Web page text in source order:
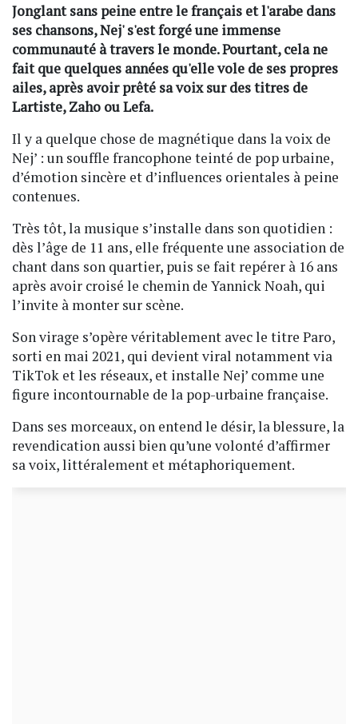
Jonglant sans peine entre le français et l'arabe dans
ses chansons, Nej' s'est forgé une immense
communauté à travers le monde. Pourtant, cela ne
fait que quelques années qu'elle vole de ses propres
ailes, après avoir prêté sa voix sur des titres de
Lartiste, Zaho ou Lefa.
Il y a quelque chose de magnétique dans la voix de
Nej’ : un souffle francophone teinté de pop urbaine,
d’émotion sincère et d’influences orientales à peine
contenues.
Très tôt, la musique s’installe dans son quotidien :
dès l’âge de 11 ans, elle fréquente une association de
chant dans son quartier, puis se fait repérer à 16 ans
après avoir croisé le chemin de Yannick Noah, qui
l’invite à monter sur scène.
Son virage s’opère véritablement avec le titre Paro,
sorti en mai 2021, qui devient viral notamment via
TikTok et les réseaux, et installe Nej’ comme une
figure incontournable de la pop-urbaine française.
Dans ses morceaux, on entend le désir, la blessure, la
revendication aussi bien qu’une volonté d’affirmer
sa voix, littéralement et métaphoriquement.